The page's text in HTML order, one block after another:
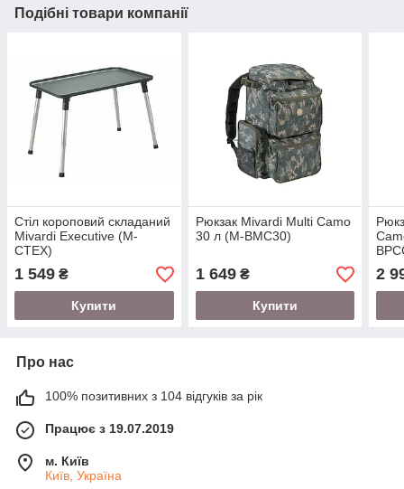
Подібні товари компанії
Стіл короповий складаний
Mivardi Executive (M-
CTEX)
1 549 ₴
Купити
Рюкзак Mivardi Multi Camo
30 л (M-BMC30)
1 649₴
Купити
2
Про нас
100% позитивних з 104 відгуків за рік
Працює з 19.07.2019
м. Київ
Київ, Україна